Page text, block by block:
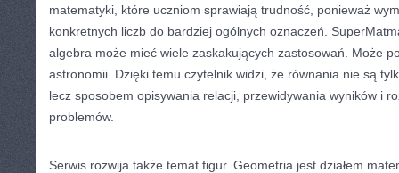
matematyki, które uczniom sprawiają trudność, ponieważ
konkretnych liczb do bardziej ogólnych oznaczeń.
algebra może mieć wiele zaskakujących zastosowań. Może
astronomii. Dzięki temu czytelnik widzi, że równania nie są
lecz sposobem opisywania relacji, przewidywania wyników i
problemów.
Serwis rozwija także temat figur. Geometria jest działem